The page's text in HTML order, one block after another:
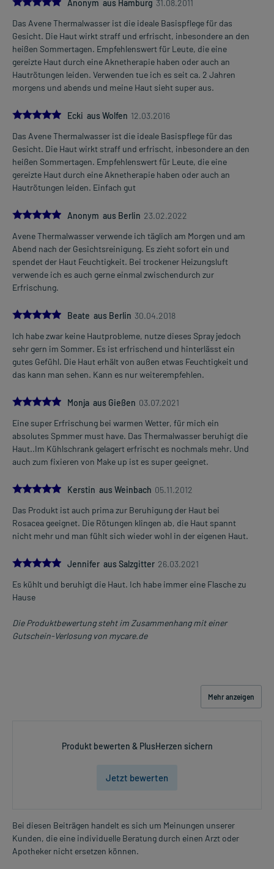
Anonym aus Hamburg 31.08.2011
Das Avene Thermalwasser ist die ideale Basispflege für das
Gesicht. Die Haut wirkt straff und erfrischt, inbesondere an den
heißen Sommertagen. Empfehlenswert für Leute, die eine
gereizte Haut durch eine Aknetherapie haben oder auch an
Hautrötungen leiden. Verwenden tue ich es seit ca. 2 Jahren
morgens und abends und meine Haut sieht super aus.
5.0
Ecki aus Wolfen 12.03.2016
Das Avene Thermalwasser ist die ideale Basispflege für das
Gesicht. Die Haut wirkt straff und erfrischt, inbesondere an den
heißen Sommertagen. Empfehlenswert für Leute, die eine
gereizte Haut durch eine Aknetherapie haben oder auch an
Hautrötungen leiden. Einfach gut
5.0Anonym aus Berlin 23.02.2022
Avene Thermalwasser verwende ich täglich am Morgen und am
Abend nach der Gesichtsreinigung. Es zieht sofort ein und
spendet der Haut Feuchtigkeit. Bei trockener Heizungsluft
verwende ich es auch gerne einmal zwischendurch zur
Erfrischung.
5.0
Beate aus Berlin 30.04.2018
Ich habe zwar keine Hautprobleme, nutze dieses Spray jedoch
sehr gern im Sommer. Es ist erfrischend und hinterlässt ein
gutes Gefühl. Die Haut erhält von außen etwas Feuchtigkeit und
das kann man sehen. Kann es nur weiterempfehlen.
5.0
Monja aus Gießen 03.07.2021
Eine super Erfrischung bei warmen Wetter, für mich ein
absolutes Spmmer must have. Das Thermalwasser beruhigt die
Haut..Im Kühlschrank gelagert erfrischt es nochmals mehr. Und
auch zum fixieren von Make up ist es super geeignet.
5.0
Kerstin aus Weinbach 05.11.2012
Das Produkt ist auch prima zur Beruhigung der Haut bei
Rosacea geeignet. Die Rötungen klingen ab, die Haut spannt
nicht mehr und man fühlt sich wieder wohl in der eigenen Haut.
5.0
Jennifer aus Salzgitter 26.03.2021
Es kühlt und beruhigt die Haut. Ich habe immer eine Flasche zu
Hause
Die Produktbewertung steht im Zusammenhang mit einer
Gutschein-Verlosung von mycare.de
Mehr anzeigen
Produkt bewerten & PlusHerzen sichern
Jetzt bewerten
Bei diesen Beiträgen handelt es sich um Meinungen unserer
Kunden, die eine individuelle Beratung durch einen Arzt oder
Apotheker nicht ersetzen können.